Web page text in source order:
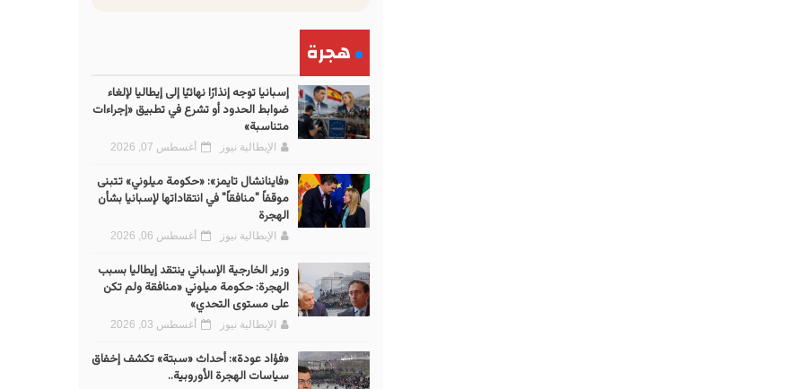
هجرة
إسبانيا توجه إنذارًا نهائيًا إلى إيطاليا لإلغاء
ضوابط الحدود أو تشرع في تطبيق «إجراءات
متناسبة»
الإيطالية نيوز أغسطس 07, 2026
«فاينانشال تايمز»: «حكومة ميلوني» تتبنى
موقفاً "منافقاً" في انتقاداتها لإسبانيا بشأن
الهجرة
الإيطالية نيوز أغسطس 06, 2026
وزير الخارجية الإسباني ينتقد إيطاليا بسبب
الهجرة: حكومة ميلوني «منافقة ولم تكن
على مستوى التحدي»
الإيطالية نيوز أغسطس 03, 2026
«فؤاد عودة»: أحداث «سبتة» تكشف إخفاق
سياسات الهجرة الأوروبية..